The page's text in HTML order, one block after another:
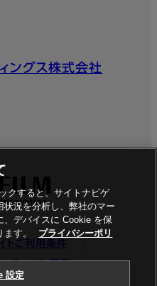
ングス株式会社
トご利用条件
Cookie設定
クすると、サイトナビゲ
状況を分析し、弊社のマー
、デバイスに Cookie を保
ます。
プライバシーポリ
設定